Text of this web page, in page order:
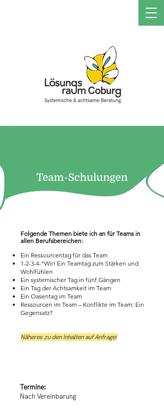
Team-Schulungen
Folgende Themen biete ich an für Teams in
allen Berufsbereichen:
Ein Ressourcentag für das Team
1-2-3-4-“Wir! Ein Teamtag zum Stärken und
Wohlfühlen
Ein systemischer Tag in fünf Gängen
Ein Tag der Achtsamkeit im Team
Ein Oasentag im Team
Ressourcen im Team – Konflikte im Team: Ein
Gegensatz?
Näheres zu den Inhalten auf Anfrage!
Termine:
Nach Vereinbarung